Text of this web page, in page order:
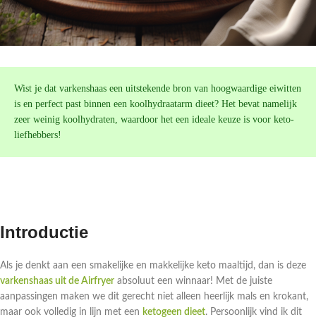
Wist je dat varkenshaas een uitstekende bron van hoogwaardige eiwitten
is en perfect past binnen een koolhydraatarm dieet? Het bevat namelijk
zeer weinig koolhydraten, waardoor het een ideale keuze is voor keto-
liefhebbers!
Introductie
Als je denkt aan een smakelijke en makkelijke keto maaltijd, dan is deze
varkenshaas uit de Airfryer absoluut een winnaar! Met de juiste
aanpassingen maken we dit gerecht niet alleen heerlijk mals en krokant,
maar ook volledig in lijn met een ketogeen dieet. Persoonlijk vind ik dit